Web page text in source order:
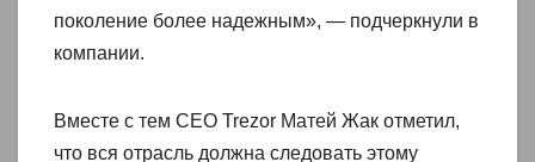
поколение более надежным», — подчеркнули в
компании.
Вместе с тем CEO Trezor Матей Жак отметил,
что вся отрасль должна следовать этому